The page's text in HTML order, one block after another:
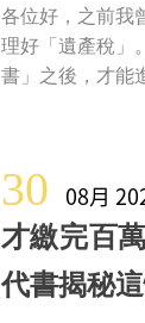
各位好，之前我
理好「遺產稅」
書」之後，才能
30 08月
才繳完百
代書揭秘